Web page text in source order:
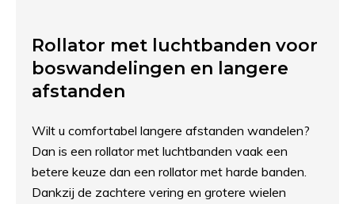
Rollator met luchtbanden voor
boswandelingen en langere
afstanden
Wilt u comfortabel langere afstanden wandelen?
Dan is een rollator met luchtbanden vaak een
betere keuze dan een rollator met harde banden.
Dankzij de zachtere vering en grotere wielen